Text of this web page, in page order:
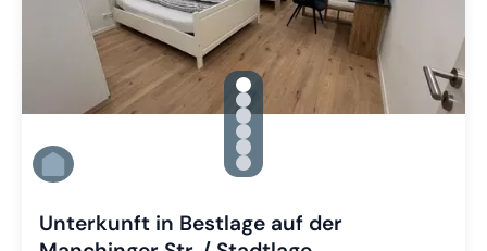
gallery.slide_selector
Zu Slide 1 wechseln
Zu Slide 2 wechseln
Zu Slide 3 wechseln
Zu Slide 4 wechseln
Zu Slide 5 wechseln
Zu Slide 6 wechseln
Unterkunft in Bestlage auf der